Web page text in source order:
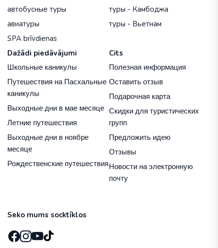
автобусные туры
авиатуры
SPA brīvdienas
туры - Камбоджа
туры - Вьетнам
Dažādi piedāvājumi
Школьные каникулы
Путешествия на Пасхальные
каникулы
Выходные дни в мае месяце
Летние путешествия
Выходные дни в ноябре
месяце
Рождественские путешествия
Cits
Полезная информация
Оставить отзыв
Подарочная карта
Скидки для туристических
групп
Предложить идею
Отзывы
Новости на электронную
почту
Seko mums socktīklos